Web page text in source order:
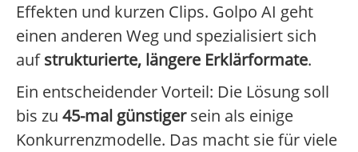
Effekten und kurzen Clips. Golpo AI geht
einen anderen Weg und spezialisiert sich
aufstrukturierte, längere Erklärformate.
Ein entscheidender Vorteil: Die Lösung soll
bis zu 45-mal günstigersein als einige
Konkurrenzmodelle. Das macht sie für viele